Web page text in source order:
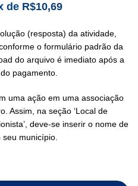
de R$10,69
(resposta) da atividade,
o formulário padrão da
do arquivo é imediato após a
pagamento.
uma ação em uma associação
Assim, na seção ‘Local de
deve-se inserir o nome de
seu município.